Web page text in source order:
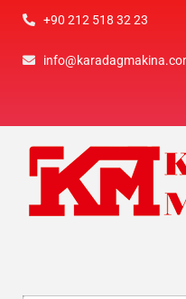
+90 212 518 32 23